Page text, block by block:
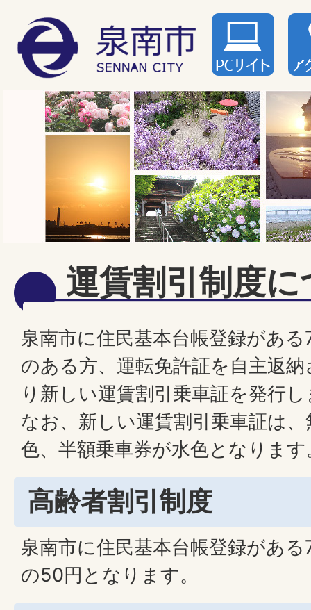
運賃割引制度
泉南市に住民基本台帳登録があ
のある方、運転免許証を自主返
り新しい運賃割引乗車証を発行
なお、新しい運賃割引乗車証は
色、半額乗車券が水色となります
高齢者割引制度
泉南市に住民基本台帳登録があ
の50円となります。